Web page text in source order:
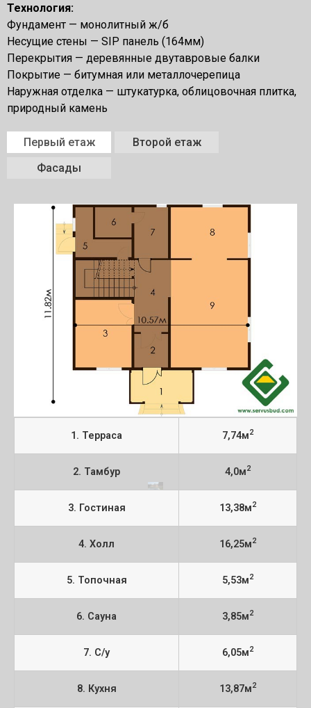
Технология:
Фундамент — монолитный ж/б
Несущие стены — SIP панель (164мм)
Перекрытия — деревянные двутавровые балки
Покрытие — битумная или металлочерепица
Наружная отделка — штукатурка, облицовочная плитка,
природный камень
Первый етаж
Второй етаж
Фасады
1. Терраса 7,74м2
2. Тамбур 4,0м2
3. Гостиная 13,38м2
4. Холл 16,25м2
5. Топочная 5,53м2
6. Сауна 3,85м2
7. С/у 6,05м2
8. Кухня 13,87м2